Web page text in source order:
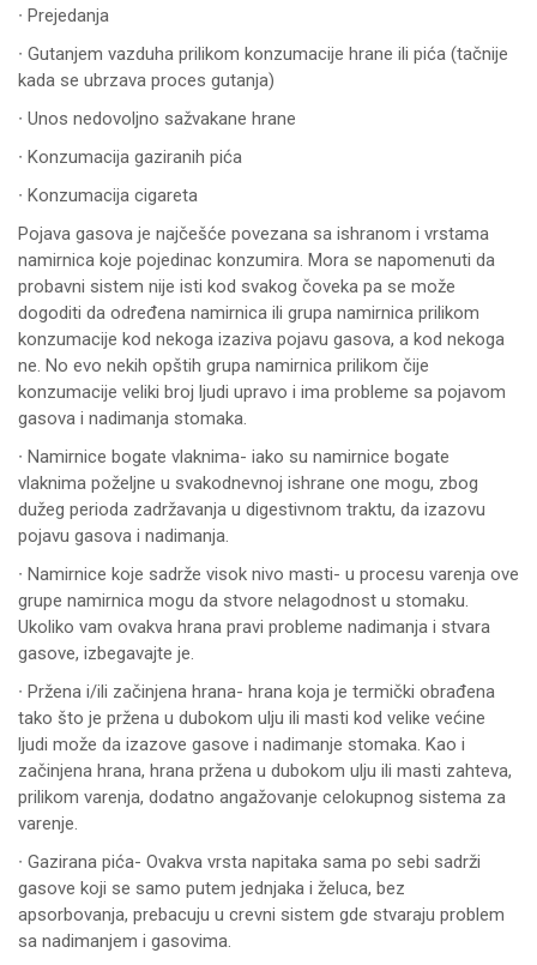
∙ Prejedanja
∙ Gutanjem vazduha prilikom konzumacije hrane ili pića (tačnije
kada se ubrzava proces gutanja)
∙ Unos nedovoljno sažvakane hrane
∙ Konzumacija gaziranih pića
∙ Konzumacija cigareta
Pojava gasova je najčešće povezana sa ishranom i vrstama
namirnica koje pojedinac konzumira. Mora se napomenuti da
probavni sistem nije isti kod svakog čoveka pa se može
dogoditi da određena namirnica ili grupa namirnica prilikom
konzumacije kod nekoga izaziva pojavu gasova, a kod nekoga
ne. No evo nekih opštih grupa namirnica prilikom čije
konzumacije veliki broj ljudi upravo i ima probleme sa pojavom
gasova i nadimanja stomaka.
∙ Namirnice bogate vlaknima- iako su namirnice bogate
vlaknima poželjne u svakodnevnoj ishrane one mogu, zbog
dužeg perioda zadržavanja u digestivnom traktu, da izazovu
pojavu gasova i nadimanja.
∙ Namirnice koje sadrže visok nivo masti- u procesu varenja ove
grupe namirnica mogu da stvore nelagodnost u stomaku.
Ukoliko vam ovakva hrana pravi probleme nadimanja i stvara
gasove, izbegavajte je.
∙ Pržena i/ili začinjena hrana- hrana koja je termički obrađena
tako što je pržena u dubokom ulju ili masti kod velike većine
ljudi može da izazove gasove i nadimanje stomaka. Kao i
začinjena hrana, hrana pržena u dubokom ulju ili masti zahteva,
prilikom varenja, dodatno angažovanje celokupnog sistema za
varenje.
∙ Gazirana pića- Ovakva vrsta napitaka sama po sebi sadrži
gasove koji se samo putem jednjaka i želuca, bez
apsorbovanja, prebacuju u crevni sistem gde stvaraju problem
sa nadimanjem i gasovima.